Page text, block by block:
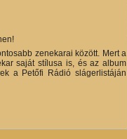
zenekarai között. Mert a
saját stílusa is, és az album
a Petőfi Rádió slágerlistáján
kapcsolatosan